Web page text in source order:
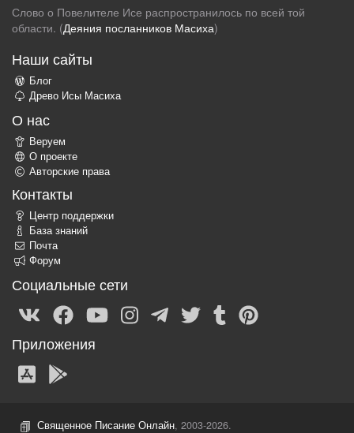
Слово о Повелителе Исе распространилось по всей той
области. (Деяния посланников Масиха)
Наши сайты
Блог
Древо Исы Масиха
О нас
Веруем
О проекте
Авторские права
Контакты
Центр поддержки
База знаний
Почта
Форум
Социальные сети
Приложения
Священное Писание Онлайн, 2003-2026.